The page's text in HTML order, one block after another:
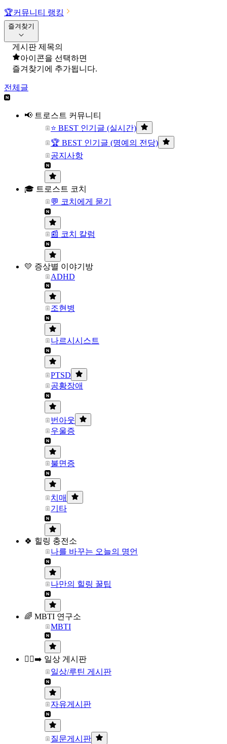
🏆커뮤니티 랭킹
즐겨찾기
게시판 제목의
아이콘을 선택하면
즐겨찾기에 추가됩니다.
전체글
📢 트로스트 커뮤니티
⭐ BEST 인기글 (실시간)
🏆 BEST 인기글 (명예의 전당)
공지사항
🎓 트로스트 코치
💬 코치에게 묻기
📰 코치 칼럼
💛 증상별 이야기방
ADHD
조현병
나르시시스트
PTSD
공황장애
번아웃
우울증
불면증
치매
기타
🍀 힐링 충전소
나를 바꾸는 오늘의 명언
나만의 힐링 꿀팁
🌈 MBTI 연구소
MBTI
🏃‍♀️‍➡️ 일상 게시판
일상/루틴 게시판
자유게시판
질문게시판